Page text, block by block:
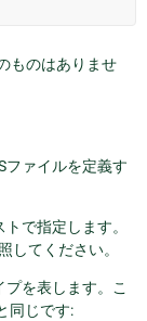
ものはありませ
ファイルを定義す
で指定します。
してください。
を表します。こ
同じです: